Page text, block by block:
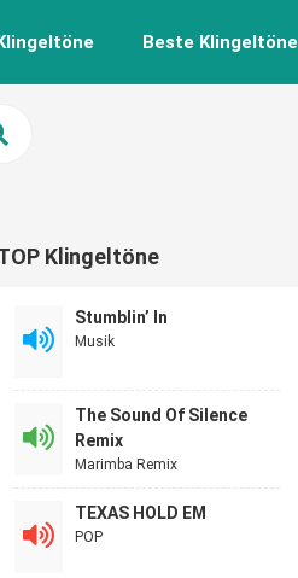
Beste Klingeltöne
Klingeltöne
Stumblin’ In
Musik
The Sound Of Silence
Remix
Marimba Remix
TEXAS HOLD EM
POP